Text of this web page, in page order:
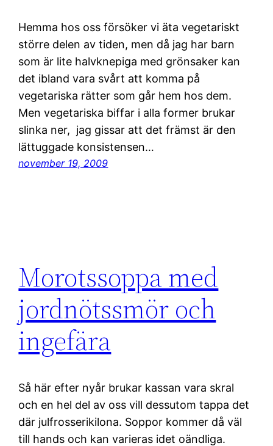
Hemma hos oss försöker vi äta vegetariskt
större delen av tiden, men då jag har barn
som är lite halvknepiga med grönsaker kan
det ibland vara svårt att komma på
vegetariska rätter som går hem hos dem.
Men vegetariska biffar i alla former brukar
slinka ner, jag gissar att det främst är den
lättuggade konsistensen…
november 19, 2009
Morotssoppa med
jordnötssmör och
ingefära
Så här efter nyår brukar kassan vara skral
och en hel del av oss vill dessutom tappa det
där julfrosserikilona. Soppor kommer då väl
till hands och kan varieras idet oändliga.